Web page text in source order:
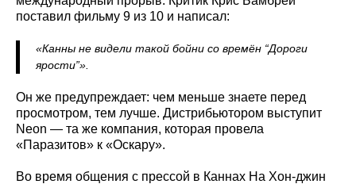
поставил фильму 9 из 10 и написал:
«Канны не видели такой бойни со времён “Дороги
ярости”».
Он же предупреждает: чем меньше знаете перед
просмотром, тем лучше. Дистрибьютором выступит
Neon — та же компания, которая провела
«Паразитов» к «Оскару».
Во время общения с прессой в Каннах На Хон-джин